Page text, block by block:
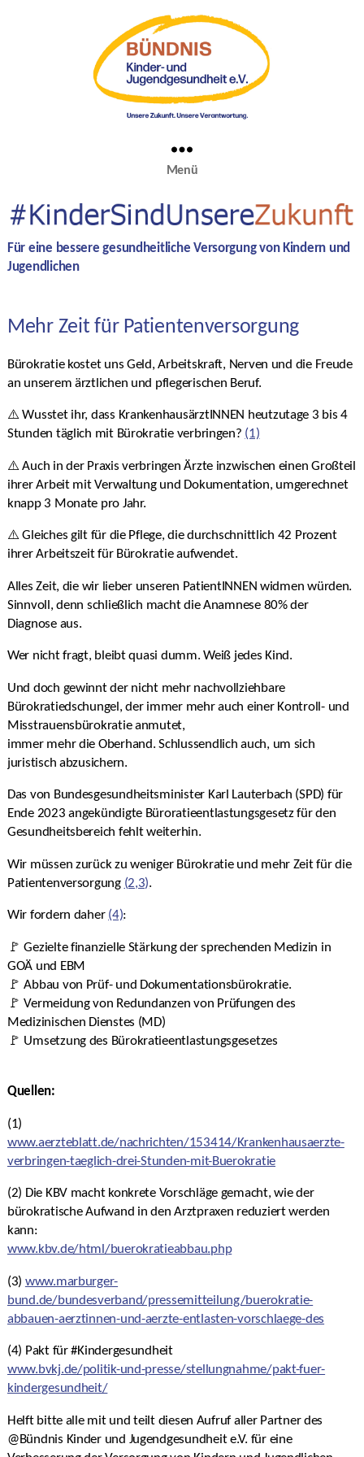
Menü
Für eine bessere gesundheitliche Versorgung von Kindern und
Jugendlichen
Mehr Zeit für Patientenversorgung
Bürokratie kostet uns Geld, Arbeitskraft, Nerven und die Freude
an unserem ärztlichen und pflegerischen Beruf.
⚠️ Wusstet ihr, dass KrankenhausärztINNEN heutzutage 3 bis 4
Stunden täglich mit Bürokratie verbringen? (1)
⚠️ Auch in der Praxis verbringen Ärzte inzwischen einen Großteil
ihrer Arbeit mit Verwaltung und Dokumentation, umgerechnet
knapp 3 Monate pro Jahr.
⚠️ Gleiches gilt für die Pflege, die durchschnittlich 42 Prozent
ihrer Arbeitszeit für Bürokratie aufwendet.
Alles Zeit, die wir lieber unseren PatientINNEN widmen würden.
Sinnvoll, denn schließlich macht die Anamnese 80% der
Diagnose aus.
Wer nicht fragt, bleibt quasi dumm. Weiß jedes Kind.
Und doch gewinnt der nicht mehr nachvollziehbare
Bürokratiedschungel, der immer mehr auch einer Kontroll- und
Misstrauensbürokratie anmutet,
immer mehr die Oberhand. Schlussendlich auch, um sich
juristisch abzusichern.
Das von Bundesgesundheitsminister Karl Lauterbach (SPD) für
Ende 2023 angekündigte Büroratieentlastungsgesetz für den
Gesundheitsbereich fehlt weiterhin.
Wir müssen zurück zu weniger Bürokratie und mehr Zeit für die
Patientenversorgung (2,3).
Wir fordern daher (4):
🚩 Gezielte finanzielle Stärkung der sprechenden Medizin in
GOÄ und EBM
🚩 Abbau von Prüf- und Dokumentationsbürokratie.
🚩 Vermeidung von Redundanzen von Prüfungen des
Medizinischen Dienstes (MD)
🚩 Umsetzung des Bürokratieentlastungsgesetzes
Quellen:
(1)
www.aerzteblatt.de/nachrichten/153414/Krankenhausaerzte-
verbringen-taeglich-drei-Stunden-mit-Buerokratie
(2) Die KBV macht konkrete Vorschläge gemacht, wie der
bürokratische Aufwand in den Arztpraxen reduziert werden
kann:
www.kbv.de/html/buerokratieabbau.php
(3) www.marburger-
bund.de/bundesverband/pressemitteilung/buerokratie-
abbauen-aerztinnen-und-aerzte-entlasten-vorschlaege-des
(4) Pakt für #Kindergesundheit
www.bvkj.de/politik-und-presse/stellungnahme/pakt-fuer-
kindergesundheit/
Helft bitte alle mit und teilt diesen Aufruf aller Partner des
@Bündnis Kinder und Jugendgesundheit e.V. für eine